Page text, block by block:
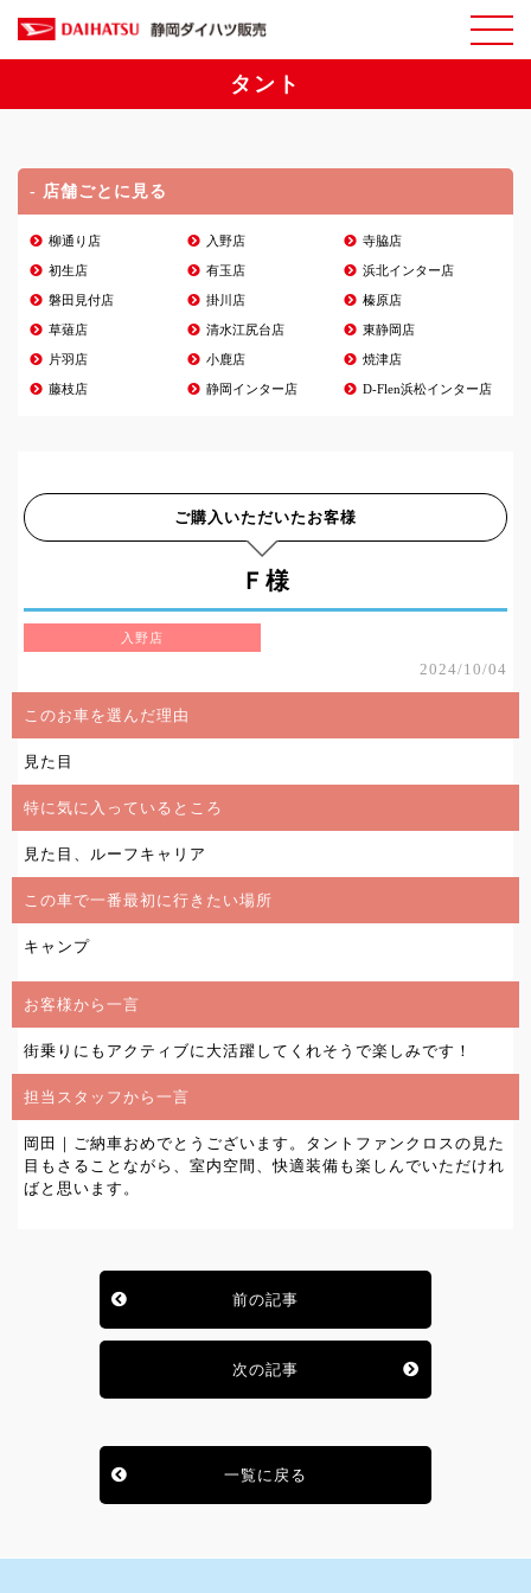
タント
- 店舗ごとに見る
柳通り店 入野店 寺脇店
初生店 有玉店 浜北インター店
磐田見付店 掛川店 榛原店
草薙店 清水江尻台店 東静岡店
片羽店 小鹿店 焼津店
藤枝店 静岡インター店 D-Flen浜松インター店
ご購入いただいたお客様
Ｆ様
入野店
2024/10/04
このお車を選んだ理由
見た目
特に気に入っているところ
見た目、ルーフキャリア
この車で一番最初に行きたい場所
キャンプ
お客様から一言
街乗りにもアクティブに大活躍してくれそうで楽しみです！
担当スタッフから一言
岡田｜ご納車おめでとうございます。タントファンクロスの見た
目もさることながら、室内空間、快適装備も楽しんでいただけれ
ばと思います。
前の記事
次の記事
一覧に戻る